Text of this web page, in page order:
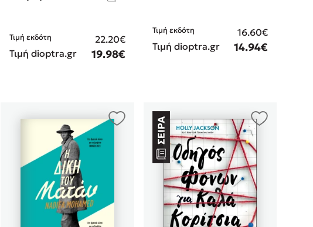
Τιμή εκδότη
22.20€
Τιμή dioptra.gr
19.98€
Τιμή εκδότη
16.60€
Τιμή dioptra.gr
14.94€